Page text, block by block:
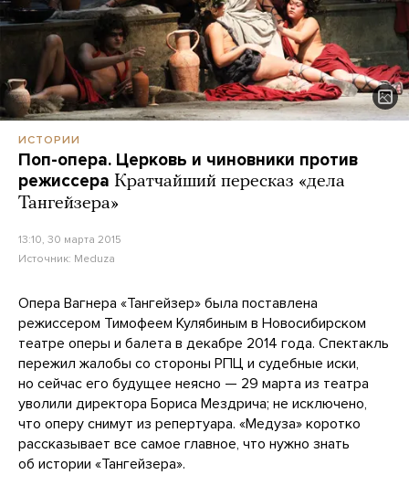
ИСТОРИИ
Поп-опера. Церковь и чиновники против
режиссера Кратчайший пересказ «дела
Тангейзера»
13:10, 30 марта 2015
Источник: Meduza
Опера Вагнера «Тангейзер» была поставлена
режиссером Тимофеем Кулябиным в Новосибирском
театре оперы и балета в декабре 2014 года. Спектакль
пережил жалобы со стороны РПЦ и судебные иски,
но сейчас его будущее неясно — 29 марта из театра
уволили директора Бориса Мездрича; не исключено,
что оперу снимут из репертуара. «Медуза» коротко
рассказывает все самое главное, что нужно знать
об истории «Тангейзера».